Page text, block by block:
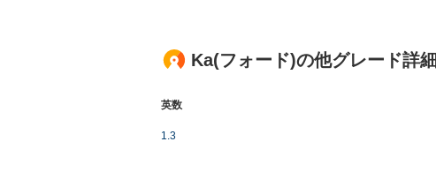
Ka(フォード)の他グレード詳細
英数
1.3